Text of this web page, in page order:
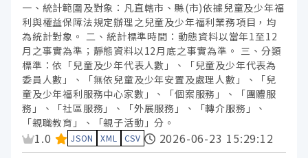
一、統計範圍及對象：凡直轄市、縣(市)依據兒童及少年福
利與權益保障法規定辦理之兒童及少年福利業務項目，均
為統計對象。 二、統計標準時間：動態資料以當年1至12
月之事實為準；靜態資料以12月底之事實為準。 三、分類
標準：依「兒童及少年代表人數」、「兒童及少年代表為
委員人數」、「無依兒童及少年安置及處理人數」、「兒
童及少年福利服務中心家數」、「個案服務」、「團體服
務」、「社區服務」、「外展服務」、「轉介服務」、
「親職教育」、「親子活動」分。
資料集評分：
1.0 JSON XML CSV
2026-06-23 15:29:12